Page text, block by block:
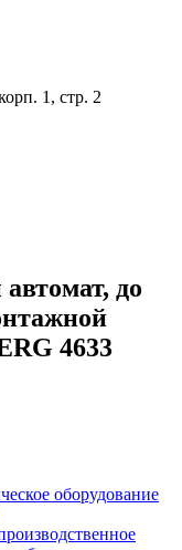
1, стр. 2
до
4633
оборудование